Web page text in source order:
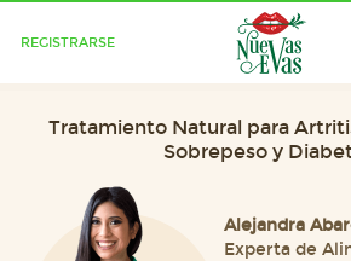
REGISTRARSE
Tratamiento Natural para
Sobrepeso y
Alejandra
Experta de